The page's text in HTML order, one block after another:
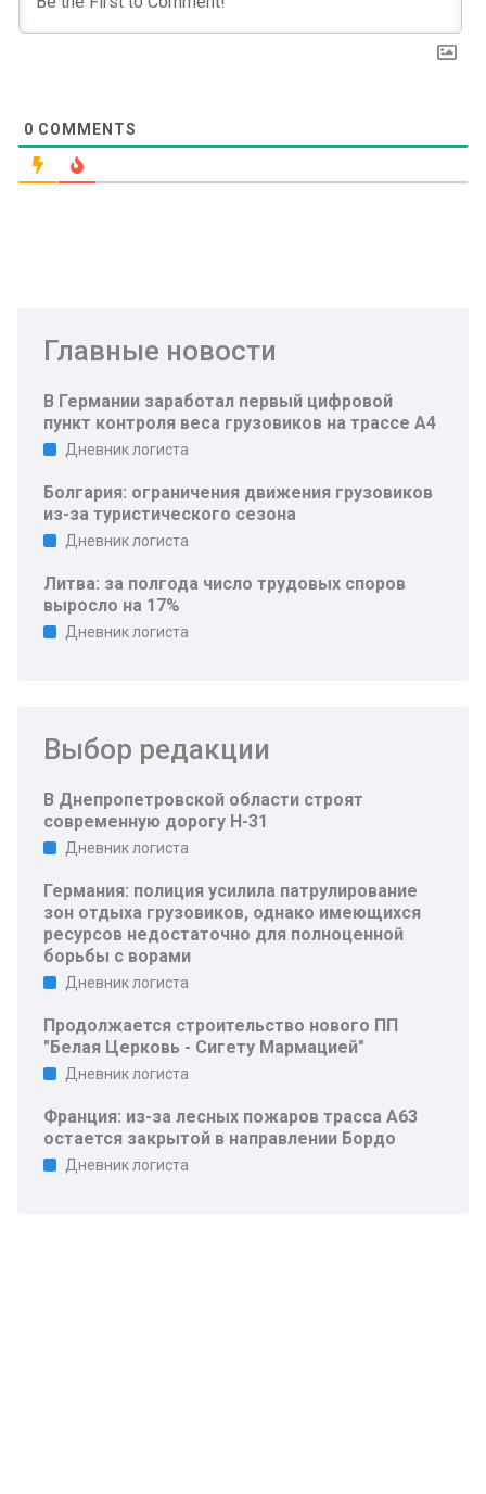
0 COMMENTS
Главные новости
В Германии заработал первый цифровой
пункт контроля веса грузовиков на трассе A4
Дневник логиста
Болгария: ограничения движения грузовиков
из-за туристического сезона
Дневник логиста
Литва: за полгода число трудовых споров
выросло на 17%
Дневник логиста
Выбор редакции
В Днепропетровской области строят
современную дорогу Н-31
Дневник логиста
Германия: полиция усилила патрулирование
зон отдыха грузовиков, однако имеющихся
ресурсов недостаточно для полноценной
борьбы с ворами
Дневник логиста
Продолжается строительство нового ПП
"Белая Церковь - Сигету Мармацией"
Дневник логиста
Франция: из-за лесных пожаров трасса A63
остается закрытой в направлении Бордо
Дневник логиста